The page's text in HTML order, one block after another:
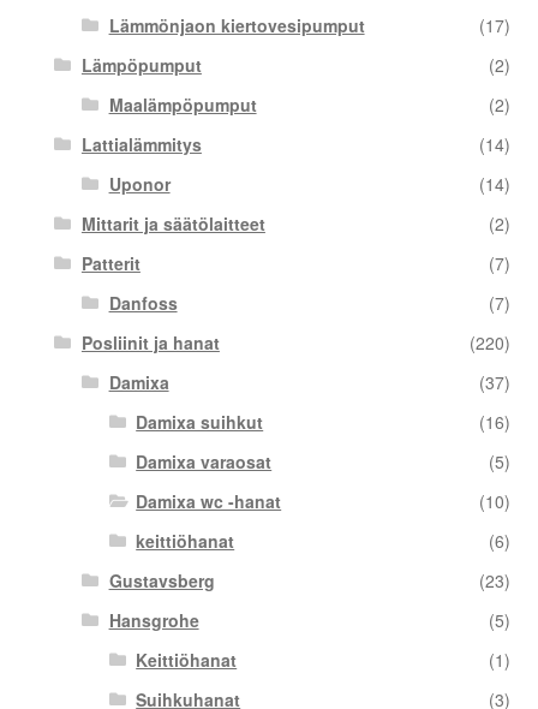
Lämmönjaon kiertovesipumput
(17)
Lämpöpumput
(2)
Maalämpöpumput
(2)
Lattialämmitys
(14)
Uponor
(14)
Mittarit ja säätölaitteet
(2)
Patterit
(7)
Danfoss
(7)
Posliinit ja hanat
(220)
Damixa
(37)
Damixa suihkut
(16)
Damixa varaosat
(5)
Damixa wc -hanat
(10)
keittiöhanat
(6)
Gustavsberg
(23)
Hansgrohe
(5)
Keittiöhanat
(1)
Suihkuhanat
(3)